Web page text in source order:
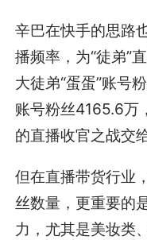
辛巴在快手的思路
播频率，为“徒弟”
大徒弟“蛋蛋”账号
账号粉丝4165.6万
的直播收官之战交
但在直播带货行业
丝数量，更重要的
力，尤其是美妆类